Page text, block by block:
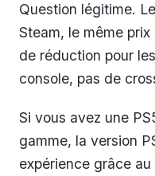
Question légitime.
Steam, le même prix
de réduction pour
console, pas de
Si vous avez une
gamme, la version
expérience grâce